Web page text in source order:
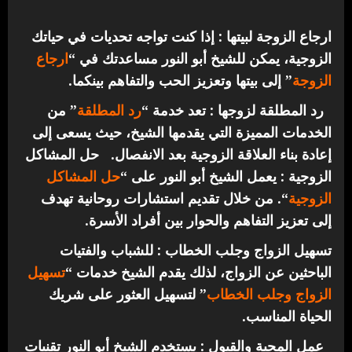
ارجاع الزوجة لبيتها : إذا كنت تواجه تحديات في حياتك
الزوجية، يمكن للشيخ أبو النور مساعدتك في “ارجاع
الزوجة” إلى بيتها وتعزيز الحب والتفاهم بينكما.
رد المطلقة لزوجها : تعد خدمة “رد المطلقة” من
الخدمات المميزة التي يقدمها الشيخ، حيث يسعى إلى
إعادة بناء العلاقة الزوجية بعد الانفصال.
حل المشاكل
الزوجية : يعمل الشيخ أبو النور على “حل المشاكل
الزوجية“. من خلال تقديم استشارات روحانية تهدف
إلى تعزيز التفاهم والحوار بين أفراد الأسرة.
تسهيل الزواج وجلب الخطاب : للشباب والفتيات
الباحثين عن الزواج، لذلك يقدم الشيخ خدمات “تسهيل
الزواج وجلب الخطاب” لتسهيل العثور على شريك
الحياة المناسب.
عمل المحبة والقبول : يستخدم الشيخ أبو النور تقنيات